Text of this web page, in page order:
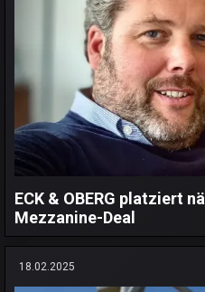
ECK & OBERG platziert
Mezzanine-Deal
18.02.2025